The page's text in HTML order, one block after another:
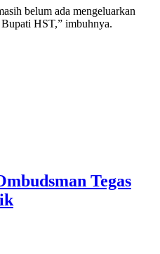
belum ada mengeluarkan
HST,” imbuhnya.
Tegas